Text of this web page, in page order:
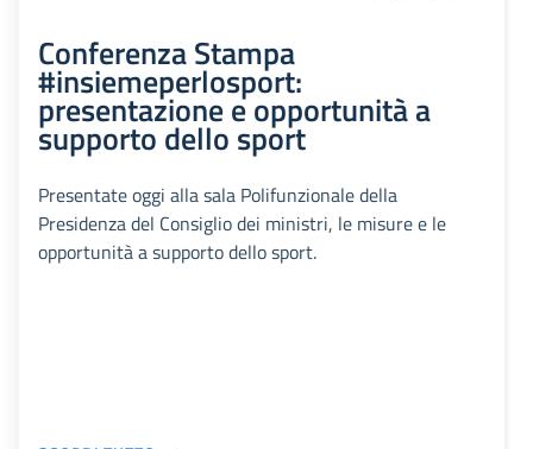
Conferenza Stampa
#insiemeperlosport:
presentazione e opportunità a
supporto dello sport
Presentate oggi alla sala Polifunzionale della
Presidenza del Consiglio dei ministri, le misure e le
opportunità a supporto dello sport.